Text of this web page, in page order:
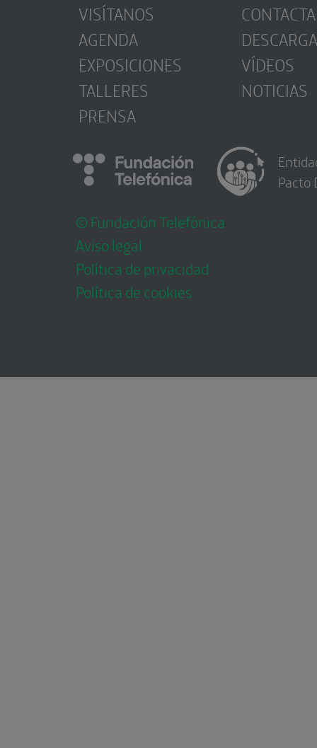
VISÍTANOS
AGENDA
EXPOSICIONES
TALLERES
PRENSA
CONTACTA
VÍDEOS
NOTICIAS
© Fundación Telefónica
Aviso legal
Política de privacidad
Política de cookies
Pacto